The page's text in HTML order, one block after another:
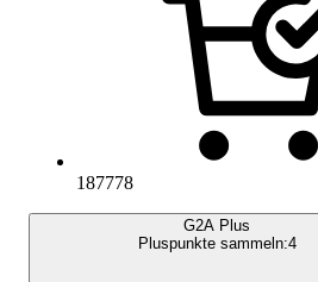
187778
G2A Plus
Pluspunkte sammeln:4